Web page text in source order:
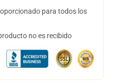
para todos los
no es recibido